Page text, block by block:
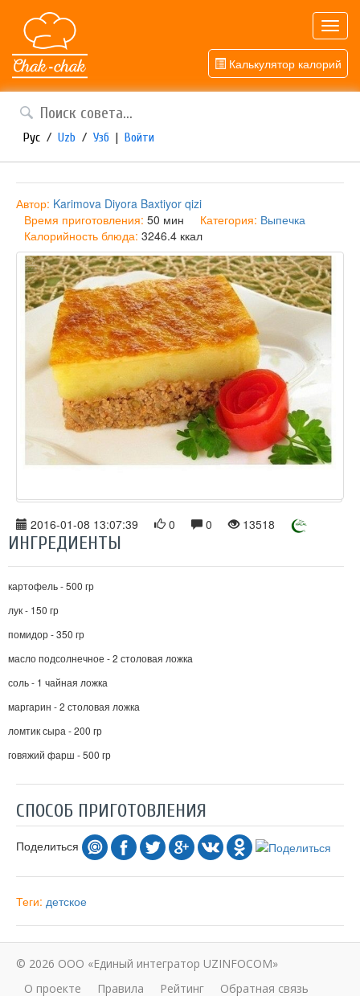
Калькулятор калорий
Рус / Uzb / Узб | Войти
Автор: Karimova Diyora Baxtiyor qizi
Время приготовления: 50 мин Категория: Выпечка
Калорийность блюда: 3246.4 ккал
2016-01-08 13:07:39 0 0 13518
ИНГРЕДИЕНТЫ
картофель - 500 гр
лук - 150 гр
помидор - 350 гр
масло подсолнечное - 2 столовая ложка
соль - 1 чайная ложка
маргарин - 2 столовая ложка
ломтик сыра - 200 гр
говяжий фарш - 500 гр
СПОСОБ ПРИГОТОВЛЕНИЯ
Поделиться
Теги: детское
© 2026 ООО «Единый интегратор UZINFOCOM»
О проекте
Правила Рейтинг Обратная связь